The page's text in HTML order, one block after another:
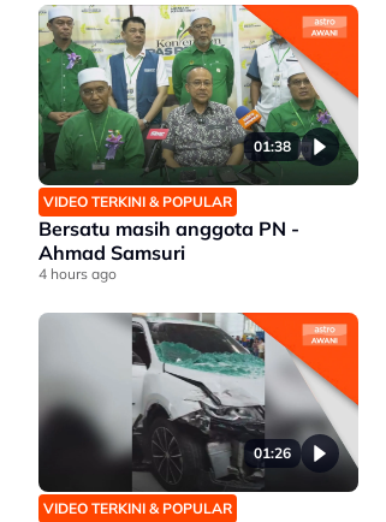
01:38
VIDEO TERKINI & POPULAR
Bersatu masih anggota PN -
Ahmad Samsuri
4 hours ago
01:26
VIDEO TERKINI & POPULAR